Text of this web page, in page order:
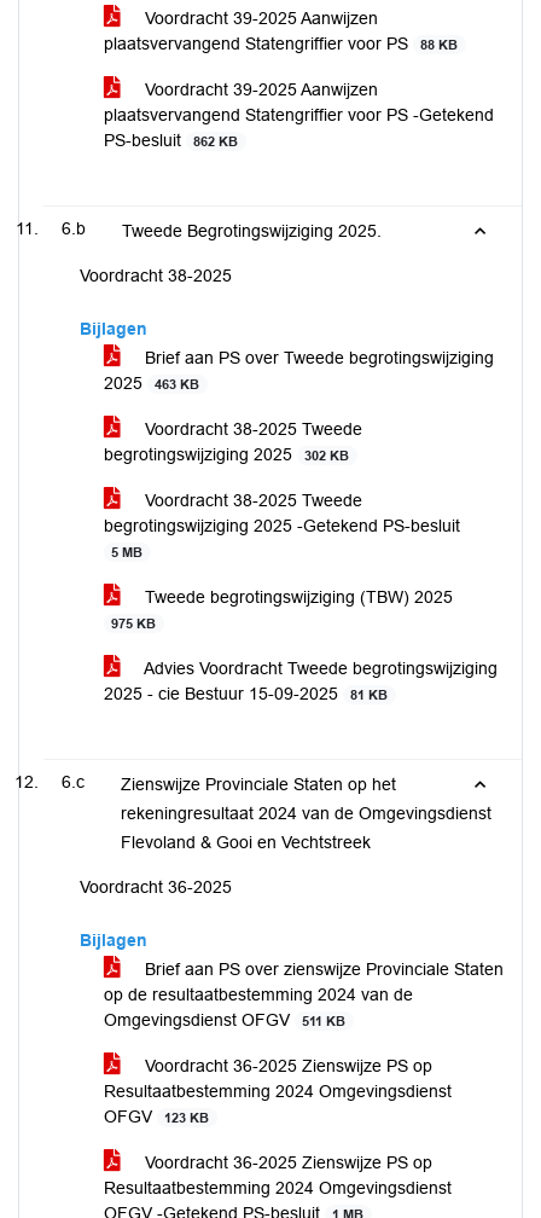
Voordracht 39-2025 Aanwijzen
plaatsvervangend Statengriffier voor PS
88 KB
Voordracht 39-2025 Aanwijzen
plaatsvervangend Statengriffier voor PS -Getekend
PS-besluit
862 KB
6.b Tweede Begrotingswijziging 2025.
Voordracht 38-2025
Bijlagen
Brief aan PS over Tweede begrotingswijziging
2025
463 KB
Voordracht 38-2025 Tweede
begrotingswijziging 2025
302 KB
Voordracht 38-2025 Tweede
begrotingswijziging 2025 -Getekend PS-besluit
5 MB
Tweede begrotingswijziging (TBW) 2025
975 KB
Advies Voordracht Tweede begrotingswijziging
2025 - cie Bestuur 15-09-2025
81 KB
6.c
Zienswijze Provinciale Staten op het
rekeningresultaat 2024 van de Omgevingsdienst
Flevoland & Gooi en Vechtstreek
Voordracht 36-2025
Bijlagen
Brief aan PS over zienswijze Provinciale Staten
op de resultaatbestemming 2024 van de
Omgevingsdienst OFGV
511 KB
Voordracht 36-2025 Zienswijze PS op
Resultaatbestemming 2024 Omgevingsdienst
OFGV
123 KB
Voordracht 36-2025 Zienswijze PS op
Resultaatbestemming 2024 Omgevingsdienst
OFGV -Getekend PS-besluit
1 MB